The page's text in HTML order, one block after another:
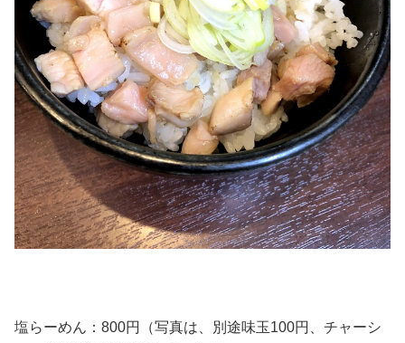
塩らーめん：800円（写真は、別途味玉100円、チャーシ